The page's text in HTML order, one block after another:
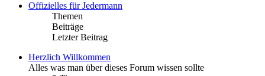
Offizielles für Jedermann
Themen
Beiträge
Letzter Beitrag
Herzlich Willkommen
Alles was man über dieses Forum wissen sollte